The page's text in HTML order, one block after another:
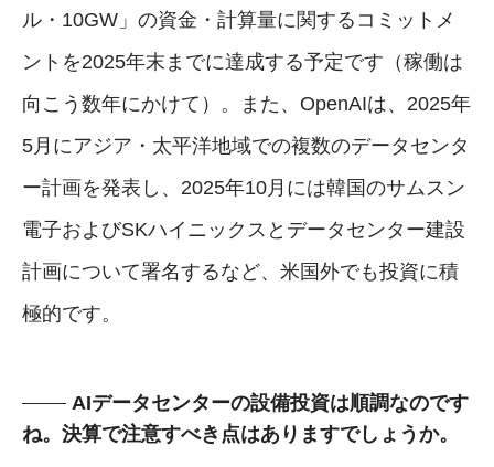
ル・10GW」の資金・計算量に関するコミットメ
ントを2025年末までに達成する予定です（稼働は
向こう数年にかけて）。また、OpenAIは、2025年
5月にアジア・太平洋地域での複数のデータセンタ
ー計画を発表し、2025年10月には韓国のサムスン
電子およびSKハイニックスとデータセンター建設
計画について署名するなど、米国外でも投資に積
極的です。
AIデータセンターの設備投資は順調なのです
ね。決算で注意すべき点はありますでしょうか。